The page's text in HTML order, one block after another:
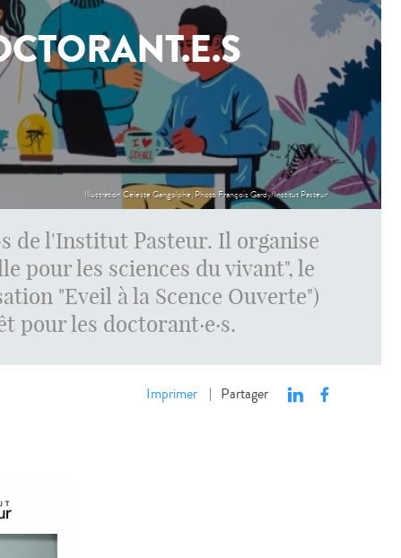
Illustration Céleste Gangolphe, Photo François Gardy/Institut Pasteur
de l'Institut Pasteur. Il organise
pour les sciences du vivant", le
"Eveil à la Scence Ouverte")
les doctorant·e·s.
Imprimer | Partager